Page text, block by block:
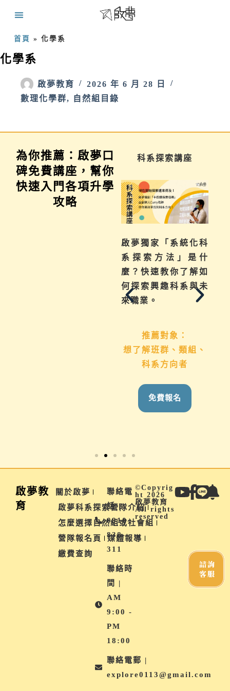
首頁 » 化學系
化學系
啟夢教育
2026 年 6 月 28 日
數理化學群, 自然組目錄
為你推薦：啟夢口
碑免費講座，幫你
快速入門各項升學
攻略
學習歷程說明會 科系探索講座
啟夢獨家「系統化科
系探索方法」是什
麼？快速教你了解如
何探索興趣科系與未
來職業。
推薦對象：
想了解班群、類組、
科系方向者
免費報名
啟夢教
育
關於啟夢
啟夢科系探索營隊介紹
怎麼選擇自然組或社會組
營隊報名頁
媒體報導
繳費查詢
聯絡電
話 |
0910-
838-
311
聯絡時
間 |
AM
9:00 -
PM
18:00
聯絡電郵 |
explore0113@gmail.com
©Copyrig
ht 2026
啟夢教育
All rights
reserved
諮詢
客服